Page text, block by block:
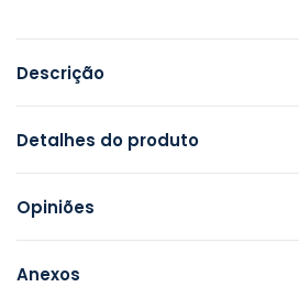
Descrição
Detalhes do produto
Opiniões
Anexos